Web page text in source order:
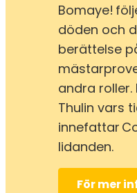
Bomaye!
döden och
berättelse
andra
Thulin vars
innefattar
lidanden.